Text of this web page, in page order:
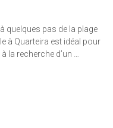
quelques pas de la plage
à Quarteira est idéal pour
la recherche d’un …